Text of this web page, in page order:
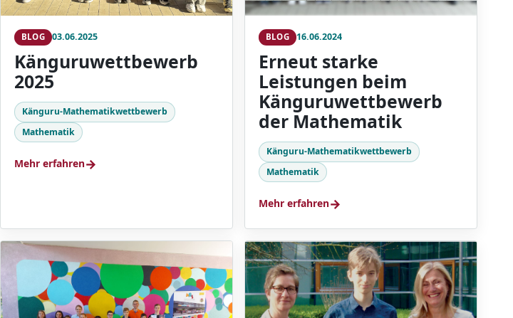
BLOG 03.06.2025
Känguruwettbewerb
2025
Känguru-Mathematikwettbewerb
Mathematik
Mehr erfahren→
BLOG 16.06.2024
Erneut starke
Leistungen beim
Känguruwettbewerb
der Mathematik
Känguru-Mathematikwettbewerb
Mathematik
Mehr erfahren→